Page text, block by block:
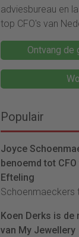
adviesbureau en
top CFO's van
Ontvang
Populair
Joyce
benoemd tot CFO
Efteling
Schoenmaeckers
Koen Derks is de
van My Jewellery